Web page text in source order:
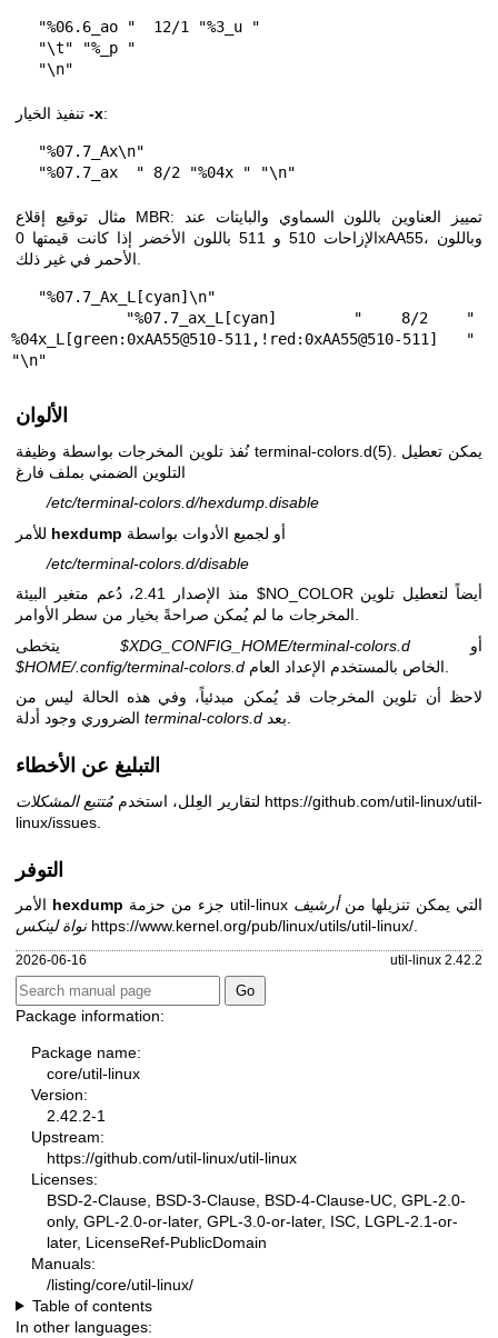
   "\n"
-x:
   "%07.7_ax  " 8/2 "%04x " "\n"
مثال توقيع إقلاع MBR: تمييز العناوين باللون السماوي والبايتات عند
الإزاحات 510 و 511 باللون الأخضر إذا كانت قيمتها 0xAA55، وباللون
%04x_L[green:0xAA55@510-511,!red:0xAA55@510-511] "
"\n"
الألوان
نُفذ تلوين المخرجات بواسطة وظيفة terminal-colors.d(5)
التلوين الضمني بملف فارغ
/etc/terminal-colors.d/hexdump.disable
hexdump أو لجميع الأدوات بواسطة
/etc/terminal-colors.d/disable
منذ الإصدار 2.41، دُعم متغير البيئة $NO_COLOR أيضاً لتعطيل تلوين
المخرجات ما لم يُمكن صراحةً بخيار من سطر الأوامر.
$XDG_CONFIG_HOME/terminal-colors.d
أو
$HOME/.config/terminal-colors.d
لاحظ أن تلوين المخرجات قد يُمكن مبدئياً، وفي هذه الحالة ليس من
terminal-colors.d بعد.
التبليغ عن الأخطاء
لتقارير العِلل، استخدممُتتبع المشكلات
https://github.com/util-linux/util-
linux/issues
التوفر
hexdump جزء من حزمة util-linux التي يمكن تنزيلها منأرشيف
نواة لينكس https://www.kernel.org/pub/linux/utils/util-linux/.
2026-06-16 util-linux 2.42.2
Package information:
Package name:
core/util-linux
Version:
2.42.2-1
Upstream:
https://github.com/util-linux/util-linux
Licenses:
BSD-2-Clause, BSD-3-Clause, BSD-4-Clause-UC, GPL-2.0-
only, GPL-2.0-or-later, GPL-3.0-or-later, ISC, LGPL-2.1-or-
later, LicenseRef-PublicDomain
Manuals:
/listing/core/util-linux/
Table of contents
In other languages: